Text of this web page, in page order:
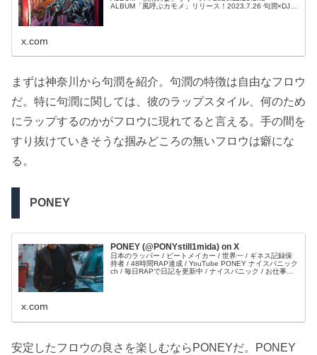
ALBUM「風呼ぶカモメ」リリース！2023.7.26 句潤×DJ
x.com
まずは神奈川から句潤を紹介。句潤の特徴は自由なフロウ
だ。特に句潤に関しては、彼のラップスタイル、何のため
にラップするのかがフロウに現れてると言える。手の間を
すり抜けていきそうな掴みどころの無いフロウは癖にな
る。
PONEY
PONEY (@PONYstill1mida) on X
日本のラッパー / ビートメイカー / 世界一 / ギネス記録保
持者 / 48時間RAP達成 / YouTube PONEY ナイスパニック
ch / 毎日RAPで日記を更新中 / ナイスパニック / お仕事依
x.com
安定したフロウの良さを楽しむならPONEYだ。PONEY